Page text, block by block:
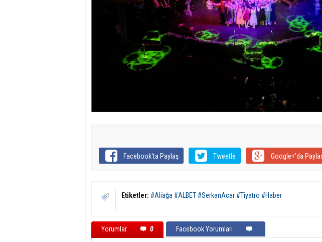
Facebook'ta Paylaş Tweetle Google+'da
Etiketler: #Aliağa #ALBET #SerkanAcar #Tiyatro #Haber
Yorumlar 0 Facebook Yorumları